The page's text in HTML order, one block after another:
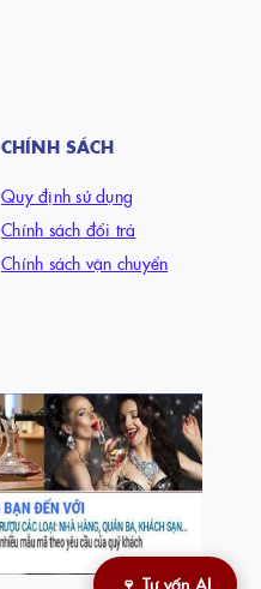
CHÍNH SÁCH
Quy định sử dụng
Chính sách đổi trả
Chính sách vận chuyển
🍷 Tư vấn AI